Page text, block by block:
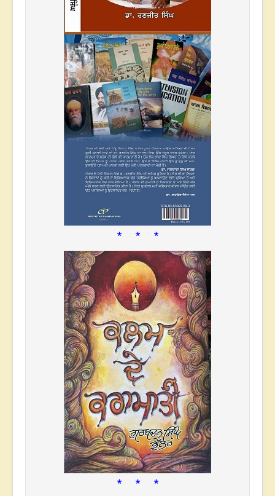
* * *
* * *